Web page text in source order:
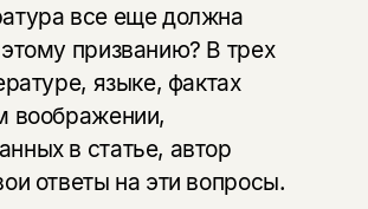
все еще должна
призванию? В трех
языке, фактах
воображении,
в статье, автор
ответы на эти вопросы.